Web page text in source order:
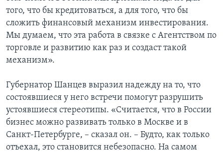
того, что бы кредитоваться, а для того, что бы
сложить финансовый механизм инвестирования.
Мы думаем, что эта работа в связке с Агентством по
торговле и развитию как раз и создаст такой
механизм».
Губернатор Шанцев выразил надежду на то, что
состоявшиеся у него встречи помогут разрушить
устоявшиеся стереотипы. «Считается, что в России
бизнес можно развивать только в Москве и в
Санкт-Петербурге, – сказал он. – Будто, как только
отъехал, это становится небезопасно. На самом